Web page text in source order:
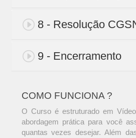
8 - Resolução
9 - Encerramento
COMO FUNCIONA ?
O Curso é estruturado em
abordagem prática para você
quantas vezes desejar. Além